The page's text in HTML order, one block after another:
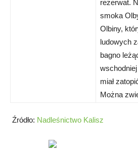
rezerwat.
smoka
Olbiny,
ludowych
bagno
miał
Można
Źródło: Nadleśnictwo Kalisz